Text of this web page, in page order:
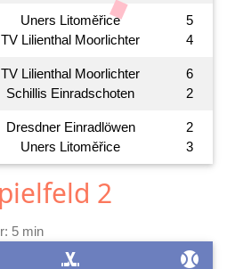
Uners Litoměřice
TV Lilienthal Moorlichter
5
4
TV Lilienthal Moorlichter
Schillis Einradschoten
6
2
Dresdner Einradlöwen
Uners Litoměřice
2
3
2
5 min
sports_hockey sports_baseball